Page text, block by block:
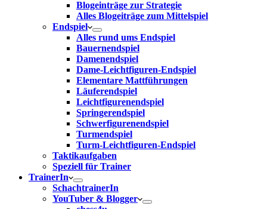
Blogeinträge zur Strategie
Alles Blogeiträge zum Mittelspiel
Endspiel
Alles rund ums Endspiel
Bauernendspiel
Damenendspiel
Dame-Leichtfiguren-Endspiel
Elementare Mattführungen
Läuferendspiel
Leichtfigurenendspiel
Springerendspiel
Schwerfigurenendspiel
Turmendspiel
Turm-Leichtfiguren-Endspiel
Taktikaufgaben
Speziell für Trainer
TrainerIn
SchachtrainerIn
YouTuber & Blogger